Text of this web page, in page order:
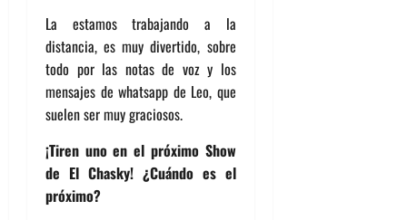
La estamos trabajando a la
distancia, es muy divertido, sobre
todo por las notas de voz y los
mensajes de whatsapp de Leo, que
suelen ser muy graciosos.
¡Tiren uno en el próximo Show
de El Chasky! ¿Cuándo es el
próximo?